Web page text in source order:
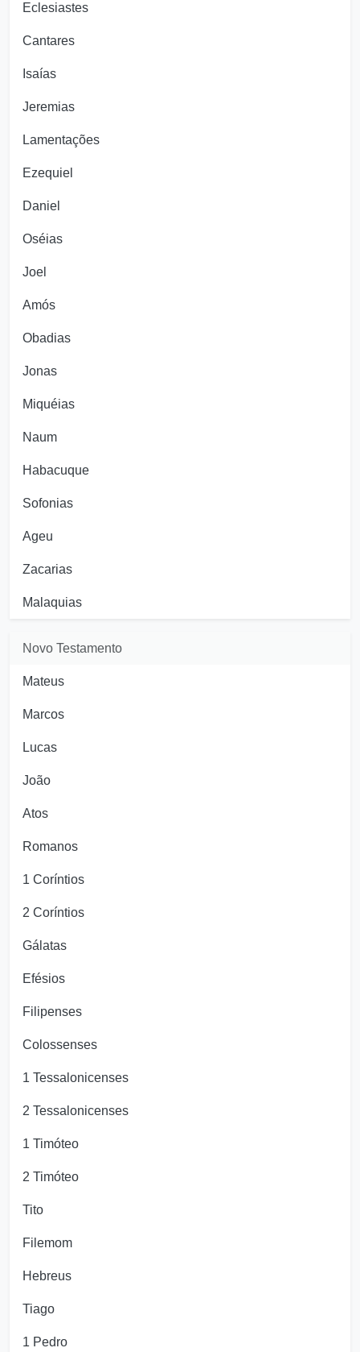
Eclesiastes
Cantares
Isaías
Jeremias
Lamentações
Ezequiel
Daniel
Oséias
Joel
Amós
Obadias
Jonas
Miquéias
Naum
Habacuque
Sofonias
Ageu
Zacarias
Malaquias
Novo Testamento
Mateus
Marcos
Lucas
João
Atos
Romanos
1 Coríntios
2 Coríntios
Gálatas
Efésios
Filipenses
Colossenses
1 Tessalonicenses
2 Tessalonicenses
1 Timóteo
2 Timóteo
Tito
Filemom
Hebreus
Tiago
1 Pedro